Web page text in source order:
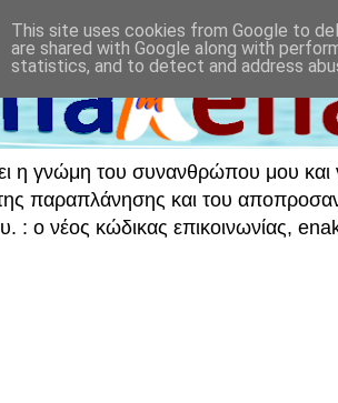
η γνώμη του συνανθρώπου μου και
παραπλάνησης και του
: ο νέος κώδικας επικοινωνίας,
This site uses cookies from Google to
are shared with Google along with
statistics, and to detect and address